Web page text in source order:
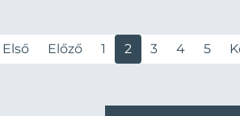
Első Előző 1 2 3 4 5